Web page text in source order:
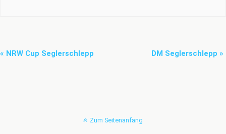
« NRW Cup Seglerschlepp DM Seglerschlepp »
Zum Seitenanfang